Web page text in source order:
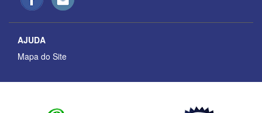
AJUDA
Mapa do Site